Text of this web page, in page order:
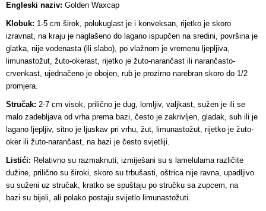
Engleski naziv: Golden Waxcap
Klobuk: 1-5 cm širok, polukuglast je i konveksan, rijetko je skoro
izravnat, na kraju je naglašeno do lagano ispupčen na sredini, površina je
glatka, nije vodenasta (ili slabo), po vlažnom je vremenu ljepljiva,
limunastožut, žuto-okerast, rijetko je žuto-narančast ili narančasto-
crvenkast, ujednačeno je obojen, rub je prozirno narebran skoro do 1/2
promjera.
Stručak: 2-7 cm visok, prilično je dug, lomljiv, valjkast, sužen je ili se
malo zadebljava od vrha prema bazi, često je zakrivljen, gladak, suh ili je
lagano ljepljiv, sitno je ljuskav pri vrhu, žut, limunastožut, rijetko je žuto-
oker ili žuto-narančast, na bazi je često svjetliji.
Listići: Relativno su razmaknuti, izmiješani su s lamelulama različite
dužine, prilično su široki, skoro su trbušasti, oštrica nije ravna, upadljivo
su suženi uz stručak, kratko se spuštaju po stručku sa zupcem, na
bazi su bijeli, ali polako postaju svijetlo limunastožuti.